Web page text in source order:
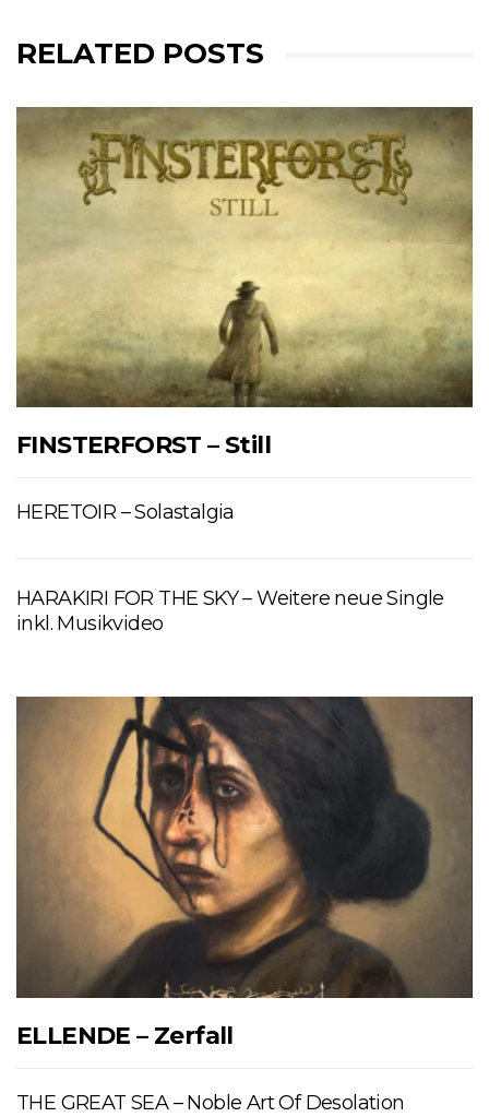
RELATED POSTS
FINSTERFORST – Still
HERETOIR – Solastalgia
HARAKIRI FOR THE SKY – Weitere neue Single
inkl. Musikvideo
ELLENDE – Zerfall
THE GREAT SEA – Noble Art Of Desolation